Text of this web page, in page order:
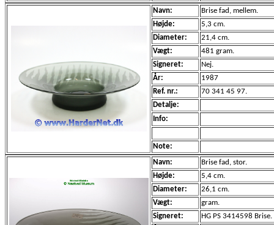
Navn:
Brise fad, mellem.
Højde:
5,3 cm.
Diameter:
21,4 cm.
Vægt:
481 gram.
Signeret:
Nej.
År:
1987
Ref. nr.:
70 341 45 97.
Detalje:
Info:
Note:
Navn:
Brise fad, stor.
Højde:
5,4 cm.
Diameter:
26,1 cm.
Vægt:
gram.
Signeret:
HG PS 3414598 Brise.